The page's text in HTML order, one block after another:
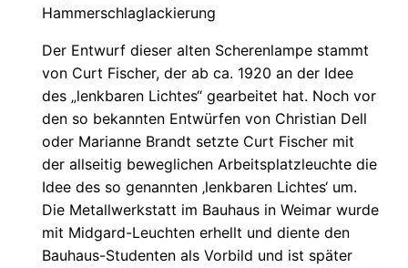
Hammerschlaglackierung
Der Entwurf dieser alten Scherenlampe stammt
von Curt Fischer, der ab ca. 1920 an der Idee
des „lenkbaren Lichtes“ gearbeitet hat. Noch vor
den so bekannten Entwürfen von Christian Dell
oder Marianne Brandt setzte Curt Fischer mit
der allseitig beweglichen Arbeitsplatzleuchte die
Idee des so genannten ‚lenkbaren Lichtes‘ um.
Die Metallwerkstatt im Bauhaus in Weimar wurde
mit Midgard-Leuchten erhellt und diente den
Bauhaus-Studenten als Vorbild und ist später